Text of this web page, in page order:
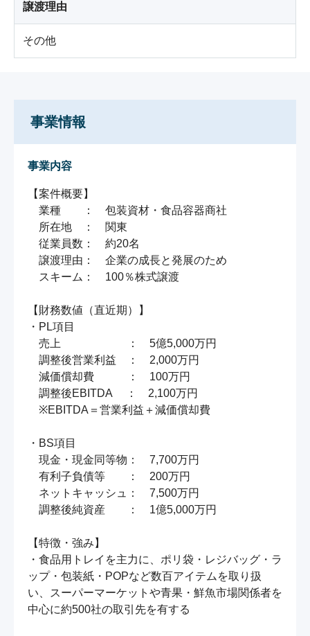
譲渡理由
その他
事業情報
事業内容
【案件概要】
業種　　：　包装資材・食品容器商社
所在地　：　関東
従業員数：　約20名
譲渡理由：　企業の成長と発展のため
スキーム：　100％株式譲渡
【財務数値（直近期）】
・PL項目
売上　　　　　　：　5億5,000万円
調整後営業利益　：　2,000万円
減価償却費　　　：　100万円
調整後EBITDA 　：　2,100万円
※EBITDA＝営業利益＋減価償却費
・BS項目
現金・現金同等物：　7,700万円
有利子負債等　　：　200万円
ネットキャッシュ：　7,500万円
調整後純資産　　：　1億5,000万円
【特徴・強み】
・食品用トレイを主力に、ポリ袋・レジバッグ・ラ
ップ・包装紙・POPなど数百アイテムを取り扱
い、スーパーマーケットや青果・鮮魚市場関係者を
中心に約500社の取引先を有する